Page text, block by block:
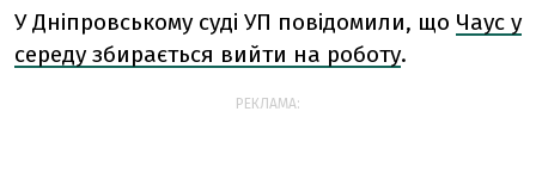
У Дніпровському суді УП повідомили, що Чаус у
середу збирається вийти на роботу.
РЕКЛАМА: